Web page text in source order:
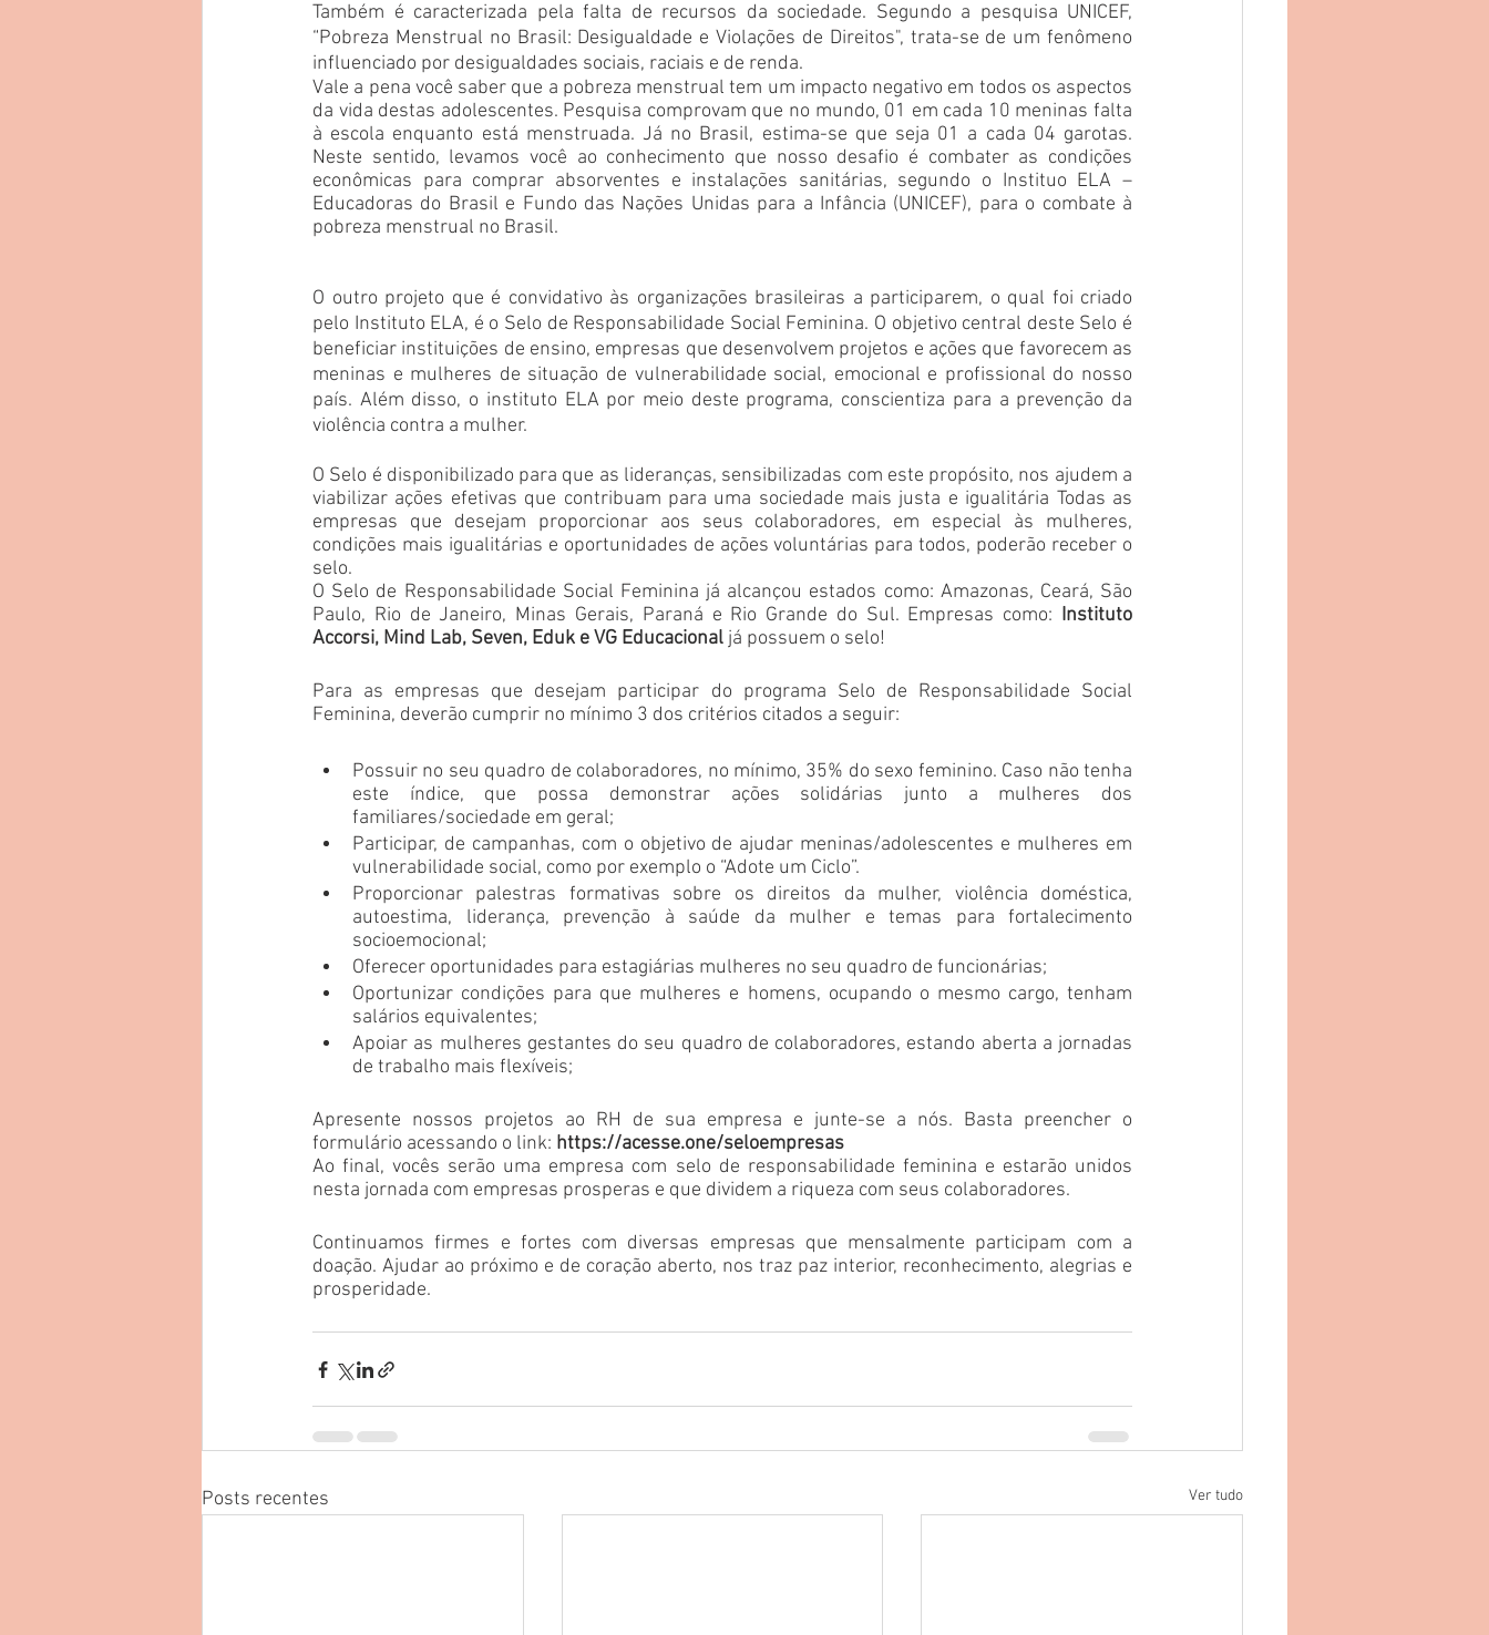
Também é caracterizada pela falta de recursos da sociedade. Segundo a pesquisa UNICEF,
“Pobreza Menstrual no Brasil: Desigualdade e Violações de Direitos", trata-se de um fenômeno
influenciado por desigualdades sociais, raciais e de renda.
Vale a pena você saber que a pobreza menstrual tem um impacto negativo em todos os aspectos
da vida destas adolescentes. Pesquisa comprovam que no mundo, 01 em cada 10 meninas falta
à escola enquanto está menstruada. Já no Brasil, estima-se que seja 01 a cada 04 garotas.
Neste sentido, levamos você ao conhecimento que nosso desafio é combater as condições
econômicas para comprar absorventes e instalações sanitárias, segundo o Instituo ELA –
Educadoras do Brasil e Fundo das Nações Unidas para a Infância (UNICEF), para o combate à
pobreza menstrual no Brasil.
O outro projeto que é convidativo às organizações brasileiras a participarem, o qual foi criado
pelo Instituto ELA, é o Selo de Responsabilidade Social Feminina. O objetivo central deste Selo é
beneficiar instituições de ensino, empresas que desenvolvem projetos e ações que favorecem as
meninas e mulheres de situação de vulnerabilidade social, emocional e profissional do nosso
país. Além disso, o instituto ELA por meio deste programa, conscientiza para a prevenção da
violência contra a mulher.
O Selo é disponibilizado para que as lideranças, sensibilizadas com este propósito, nos ajudem a
viabilizar ações efetivas que contribuam para uma sociedade mais justa e igualitária Todas as
empresas que desejam proporcionar aos seus colaboradores, em especial às mulheres,
condições mais igualitárias e oportunidades de ações voluntárias para todos, poderão receber o
selo.
O Selo de Responsabilidade Social Feminina já alcançou estados como: Amazonas, Ceará, São
Paulo, Rio de Janeiro, Minas Gerais, Paraná e Rio Grande do Sul. Empresas como: Instituto
Accorsi, Mind Lab, Seven, Eduk e VG Educacional já possuem o selo!
Para as empresas que desejam participar do programa Selo de Responsabilidade Social
Feminina, deverão cumprir no mínimo 3 dos critérios citados a seguir:
Possuir no seu quadro de colaboradores, no mínimo, 35% do sexo feminino. Caso não tenha
este índice, que possa demonstrar ações solidárias junto a mulheres dos
familiares/sociedade em geral;
Participar, de campanhas, com o objetivo de ajudar meninas/adolescentes e mulheres em
vulnerabilidade social, como por exemplo o “Adote um Ciclo”.
Proporcionar palestras formativas sobre os direitos da mulher, violência doméstica,
autoestima, liderança, prevenção à saúde da mulher e temas para fortalecimento
socioemocional;
Oferecer oportunidades para estagiárias mulheres no seu quadro de funcionárias;
Oportunizar condições para que mulheres e homens, ocupando o mesmo cargo, tenham
salários equivalentes;
Apoiar as mulheres gestantes do seu quadro de colaboradores, estando aberta a jornadas
de trabalho mais flexíveis;
Apresente nossos projetos ao RH de sua empresa e junte-se a nós. Basta preencher o
formulário acessando o link: https://acesse.one/seloempresas
Ao final, vocês serão uma empresa com selo de responsabilidade feminina e estarão unidos
nesta jornada com empresas prosperas e que dividem a riqueza com seus colaboradores.
Continuamos firmes e fortes com diversas empresas que mensalmente participam com a
doação. Ajudar ao próximo e de coração aberto, nos traz paz interior, reconhecimento, alegrias e
prosperidade.
Posts recentes Ver tudo